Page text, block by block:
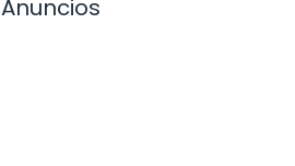
Anuncios